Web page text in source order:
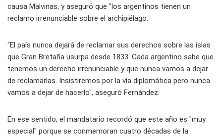
causa Malvinas, y aseguró que "los argentinos tienen un
reclamo irrenunciable sobre el archipiélago.
"El país nunca dejará de reclamar sus derechos sobre las islas
que Gran Bretaña usurpa desde 1833. Cada argentino sabe que
tenemos un derecho irrenunciable y que nunca vamos a dejar
de reclamarlas. Insistiremos por la vía diplomática pero nunca
vamos a dejar de hacerlo", aseguró Fernández.
En ese sentido, el mandatario recordó que este año es "muy
especial" porque se conmemoran cuatro décadas de la